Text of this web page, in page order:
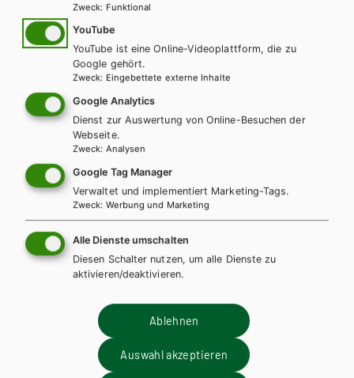
Gratis Schüler/innen-MP3s
Alle Hörübungen zu Jobline — Talking Networks
Wordlist
Vocabulary A-Units 1-35 PDF | 549.43 KB
Vocabulary B-Units 1-45 PDF | 507.43 KB
Diese Bücher könnten Sie
ebenfalls interessieren
Zweck: Funktional
YouTube
YouTube ist eine Online-Videoplattform, die zu
Google gehört.
Zweck: Eingebettete externe Inhalte
Google Analytics
Dienst zur Auswertung von Online-Besuchen der
Webseite.
Zweck: Analysen
Google Tag Manager
Verwaltet und implementiert Marketing-Tags.
Zweck: Werbung und Marketing
Alle Dienste umschalten
Diesen Schalter nutzen, um alle Dienste zu
aktivieren/deaktivieren.
Ablehnen
Auswahl akzeptieren